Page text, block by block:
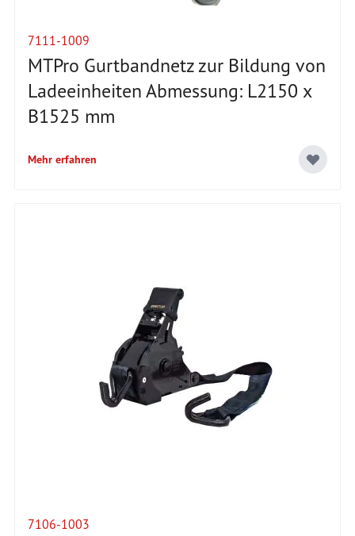
7111-1009
MTPro Gurtbandnetz zur Bildung von
Ladeeinheiten Abmessung: L2150 x
B1525 mm
Mehr erfahren
7106-1003